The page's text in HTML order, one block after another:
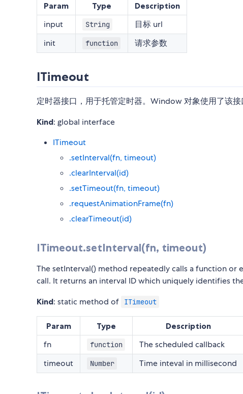
Param Type Description
input String
目标 url
init
function 请求参数
ITimeout
定时器接口，用于托管定时器。Window 对象使用了该接
Kind: global interface
ITimeout
.setInterval(fn, timeout)
.clearInterval(id)
.setTimeout(fn, timeout)
.requestAnimationFrame(fn)
.clearTimeout(id)
ITimeout.setInterval(fn, timeout)
The setInterval() method repeatedly calls a function
call. It returns an interval ID which uniquely identifies
Kind: static method of ITimeout
Param Type Description
fn function
The scheduled callback
timeout
Number Time inteval in millisecond